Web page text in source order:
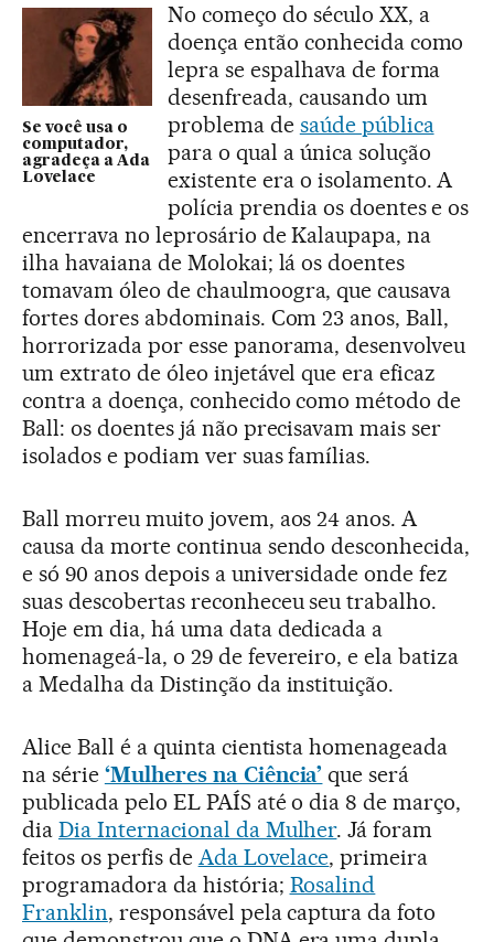
Se você usa o
computador,
agradeça a Ada
Lovelace
No começo do século XX, a
doença então conhecida como
lepra se espalhava de forma
desenfreada, causando um
problema de saúde pública
para o qual a única solução
existente era o isolamento. A
polícia prendia os doentes e os
encerrava no leprosário de Kalaupapa, na
ilha havaiana de Molokai; lá os doentes
tomavam óleo de chaulmoogra, que causava
fortes dores abdominais. Com 23 anos, Ball,
horrorizada por esse panorama, desenvolveu
um extrato de óleo injetável que era eficaz
contra a doença, conhecido como método de
Ball: os doentes já não precisavam mais ser
isolados e podiam ver suas famílias.
Ball morreu muito jovem, aos 24 anos. A
causa da morte continua sendo desconhecida,
e só 90 anos depois a universidade onde fez
suas descobertas reconheceu seu trabalho.
Hoje em dia, há uma data dedicada a
homenageá-la, o 29 de fevereiro, e ela batiza
a Medalha da Distinção da instituição.
Alice Ball é a quinta cientista homenageada
na série ‘Mulheres na Ciência’ que será
publicada pelo EL PAÍS até o dia 8 de março,
dia Dia Internacional da Mulher. Já foram
feitos os perfis de Ada Lovelace, primeira
programadora da história; Rosalind
Franklin, responsável pela captura da foto